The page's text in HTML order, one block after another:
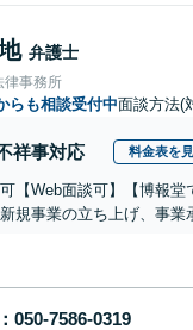
弁護士
律事務所
らも相談受付中面談方法(
祥事対応 料金表を
【Web面談可】【博報
規事業の立ち上げ、事業